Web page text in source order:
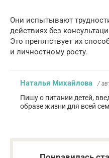
Они испытывают
действиях без
Это препятствует их
и личностному росту.
Наталья Михайлова /
Пишу о питании детей,
образе жизни для всей